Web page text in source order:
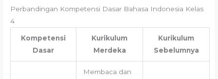
Perbandingan Kompetensi Dasar Bahasa Indonesia Kelas
4
Kompetensi
Dasar
Kurikulum
Merdeka
Kurikulum
Sebelumnya
Membaca dan